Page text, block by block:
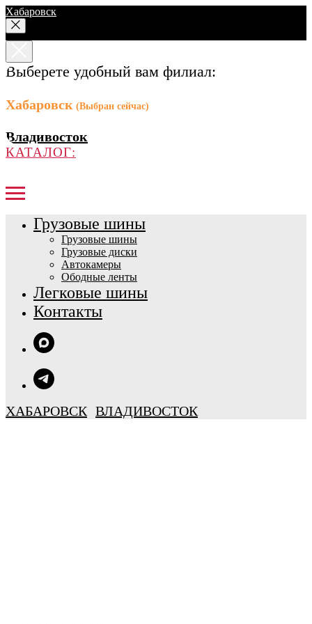
Хабаровск
Выберете удобный вам филиал:
Хабаровск (Выбран сейчас)
Владивосток
КАТАЛОГ:
Грузовые шины
Грузовые шины
Грузовые диски
Автокамеры
Ободные ленты
Легковые шины
Контакты
ХАБАРОВСК ВЛАДИВОСТОК